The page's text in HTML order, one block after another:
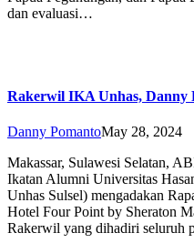
dan evaluasi…
Rakerwil IKA Unhas, Danny
Danny PomantoMay 28, 2024
Makassar, Sulawesi Selatan,
Ikatan Alumni Universitas
Unhas Sulsel) mengadakan
Hotel Four Point by Sheraton
Rakerwil yang dihadiri seluruh